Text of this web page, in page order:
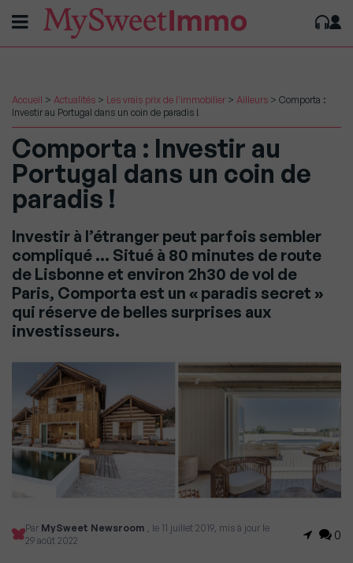
Accueil > Actualités > Les vrais prix de l'immobilier > Ailleurs > Comporta :
Investir au Portugal dans un coin de paradis !
Comporta : Investir au
Portugal dans un coin de
paradis !
Investir à l’étranger peut parfois sembler
compliqué … Situé à 80 minutes de route
de Lisbonne et environ 2h30 de vol de
Paris, Comporta est un « paradis secret »
qui réserve de belles surprises aux
investisseurs.
Par MySweet Newsroom , le 11 juillet 2019, mis à jour le
29 août 2022
0